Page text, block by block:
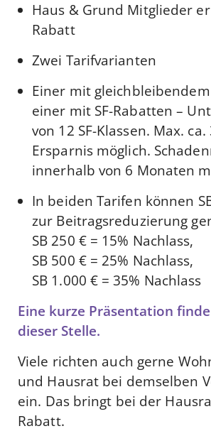
Haus & Grund Mitglieder
Rabatt
Zwei Tarifvarianten
Einer mit
einer mit SF-Rabatten –
von 12 SF-Klassen. Max. ca.
Ersparnis möglich.
innerhalb von 6 Monaten
In beiden Tarifen können
zur Beitragsreduzierung
SB 250 € = 15% Nachlass,
SB 500 € = 25% Nachlass,
SB 1.000 € = 35% Nachlass
Eine kurze Präsentation
dieser Stelle.
Viele richten auch gerne
und Hausrat bei demselben
ein. Das bringt bei der
Rabatt.